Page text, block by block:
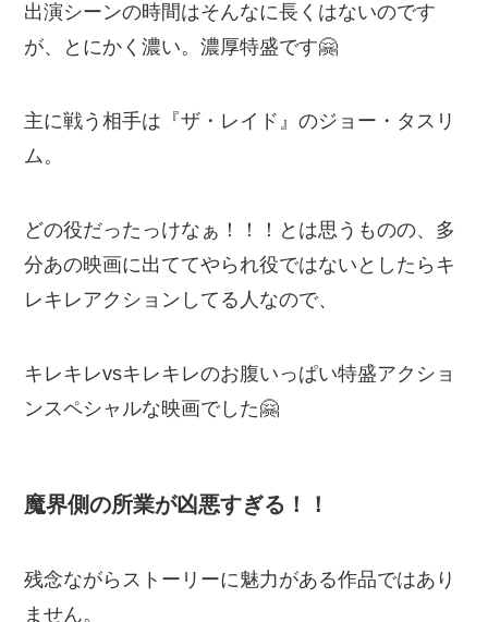
出演シーンの時間はそんなに長くはないのです
が、とにかく濃い。濃厚特盛です🤗
主に戦う相手は『ザ・レイド』のジョー・タスリ
ム。
どの役だったっけなぁ！！！とは思うものの、多
分あの映画に出ててやられ役ではないとしたらキ
レキレアクションしてる人なので、
キレキレvsキレキレのお腹いっぱい特盛アクショ
ンスペシャルな映画でした🤗
魔界側の所業が凶悪すぎる！！
残念ながらストーリーに魅力がある作品ではあり
ません。